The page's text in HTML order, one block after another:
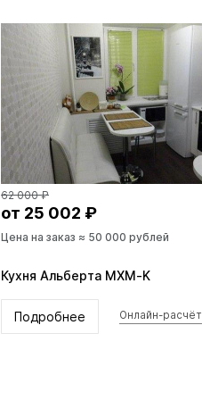
62 000 ₽
от 25 002 ₽
Цена на заказ ≈ 50 000 рублей
Кухня Альберта MXM-K
Подробнее Онлайн-расчёт